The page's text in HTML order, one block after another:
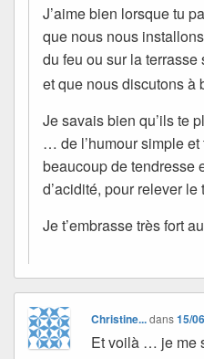
J’aime bien lorsque tu
que nous nous
du feu ou sur la terrasse
et que nous discutons à
Je savais bien qu’ils te
… de l’humour simple
beaucoup de tendresse
d’acidité, pour relever
Je t’embrasse très fort
Christine...dans15/
Et voilà … je me